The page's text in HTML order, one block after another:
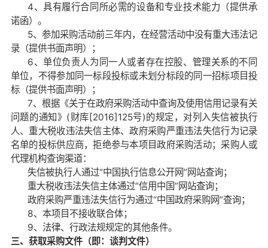
4、具有履行合同所必需的设备和专业技术能力（提供承
诺函）。
5、参加采购活动前三年内，在经营活动中没有重大违法记
录（提供书面声明）；
6、单位负责人为同一人或者存在控股、管理关系的不同
单位，不得参加同一标段投标或未划分标段的同一招标项目投
标（提供书面声明）；
7、 根据《关于在政府采购活动中查询及使用信用记录有关
问题的通知》 (财库[2016]125号)的规定，对列入失信被执行
人、重大税收违法失信主体、政府采购严重违法失信行为记录
名单的投标供应商，拒绝参与本项目政府采购活动；采购人或
代理机构查询渠道：
失信被执行人通过“中国执行信息公开网”网站查询；
重大税收违法失信主体通过“信用中国”网站查询；
政府采购严重违法失信行为通过“中国政府采购网”查询；
8、本项目不接收联合体；
9、法律、行政法规规定的其他条件。
三、获取采购文件（即：谈判文件）